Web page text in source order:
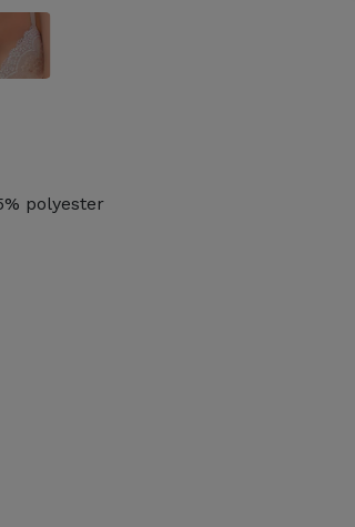
polyester